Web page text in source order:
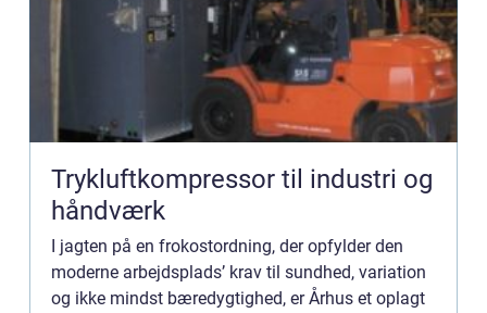
Trykluftkompressor til industri og
håndværk
I jagten på en frokostordning, der opfylder den
moderne arbejdsplads’ krav til sundhed, variation
og ikke mindst bæredygtighed, er Århus et oplagt